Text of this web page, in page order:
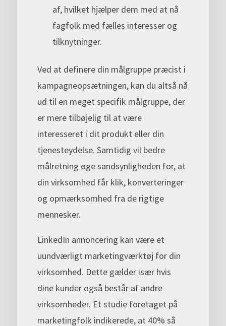
af, hvilket hjælper dem med at nå
fagfolk med fælles interesser og
tilknytninger.
Ved at definere din målgruppe præcist i
kampagneopsætningen, kan du altså nå
ud til en meget specifik målgruppe, der
er mere tilbøjelig til at være
interesseret i dit produkt eller din
tjenesteydelse. Samtidig vil bedre
målretning øge sandsynligheden for, at
din virksomhed får klik, konverteringer
og opmærksomhed fra de rigtige
mennesker.
LinkedIn annoncering kan være et
uundværligt marketingværktøj for din
virksomhed. Dette gælder især hvis
dine kunder også består af andre
virksomheder. Et studie foretaget på
marketingfolk indikerede, at 40% så